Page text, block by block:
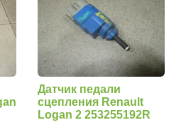
Датчик педали
сцепления Renault
Logan 2 253255192R